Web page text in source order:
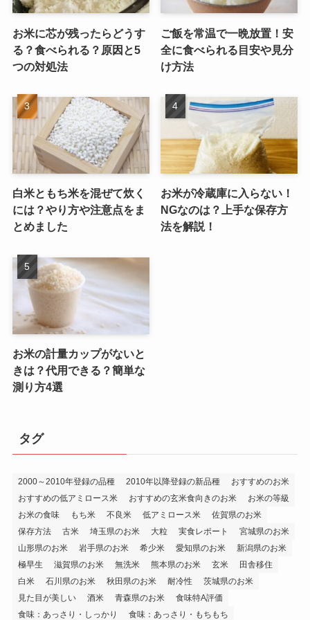
お米に芯が残ったらどうす
る？食べられる？原因と5
つの対処法
ご飯を常温で一晩放置！安
全に食べられる目安や見分
け方法
白米ともち米を混ぜて炊く
には？やり方や注意点をま
とめました
お米が冷蔵庫に入らない！
NGなのは？上手な保存方
法を解説！
お米の計量カップがないと
きは？代用できる？簡単な
測り方4選
タグ
2000～2010年登録の品種 2010年以降登録の新品種
おすすめのお米
おすすめの低アミロース米
おすすめの玄米食向きのお米
お米の等級
お米の食味
もち米 不良米 低アミロース米
佐賀県のお米
保存方法
古米 埼玉県のお米 大粒 実食レポート
宮城県のお米
山形県のお米
岩手県のお米 希少米 愛知県のお米
新潟県のお米
極早生
滋賀県のお米 無洗米 熊本県のお米 玄米
田舎移住
白米
石川県のお米 秋田県のお米 耐冷性
茨城県のお米
見た目が美しい
酒米 青森県のお米
食味特A評価
食味：あっさり・しっかり
食味：あっさり・もちもち